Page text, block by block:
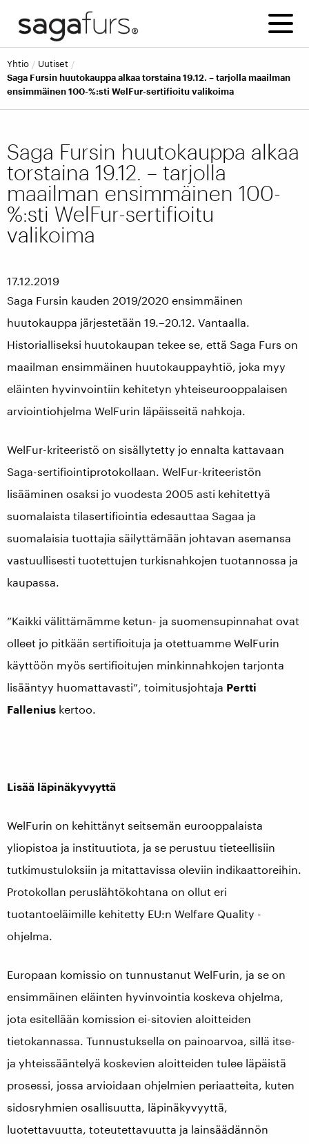
yhtio
uutiset
Saga Fursin huutokauppa alkaa torstaina 19.12. – tarjolla maailman
ensimmäinen 100-%:sti WelFur-sertifioitu valikoima
Saga Fursin huutokauppa alkaa
torstaina 19.12. – tarjolla
maailman ensimmäinen 100-
%:sti WelFur-sertifioitu
valikoima
17.12.2019
Saga Fursin kauden 2019/2020 ensimmäinen
huutokauppa järjestetään 19.–20.12. Vantaalla.
Historialliseksi huutokaupan tekee se, että Saga Furs on
maailman ensimmäinen huutokauppayhtiö, joka myy
eläinten hyvinvointiin kehitetyn yhteiseurooppalaisen
arviointiohjelma WelFurin läpäisseitä nahkoja.
WelFur-kriteeristö on sisällytetty jo ennalta kattavaan
Saga-sertifiointiprotokollaan. WelFur-kriteeristön
lisääminen osaksi jo vuodesta 2005 asti kehitettyä
suomalaista tilasertifiointia edesauttaa Sagaa ja
suomalaisia tuottajia säilyttämään johtavan asemansa
vastuullisesti tuotettujen turkisnahkojen tuotannossa ja
kaupassa.
”Kaikki välittämämme ketun- ja suomensupinnahat ovat
olleet jo pitkään sertifioituja ja otettuamme WelFurin
käyttöön myös sertifioitujen minkinnahkojen tarjonta
lisääntyy huomattavasti”, toimitusjohtaja Pertti
Fallenius kertoo.
Lisää läpinäkyvyyttä
WelFurin on kehittänyt seitsemän eurooppalaista
yliopistoa ja instituutiota, ja se perustuu tieteellisiin
tutkimustuloksiin ja mitattavissa oleviin indikaattoreihin.
Protokollan peruslähtökohtana on ollut eri
tuotantoeläimille kehitetty EU:n Welfare Quality -
ohjelma.
Europaan komissio on tunnustanut WelFurin, ja se on
ensimmäinen eläinten hyvinvointia koskeva ohjelma,
jota esitellään komission ei-sitovien aloitteiden
tietokannassa. Tunnustuksella on painoarvoa, sillä itse-
ja yhteissääntelyä koskevien aloitteiden tulee läpäistä
prosessi, jossa arvioidaan ohjelmien periaatteita, kuten
sidosryhmien osallisuutta, läpinäkyvyyttä,
luotettavuutta, toteutettavuutta ja lainsäädännön